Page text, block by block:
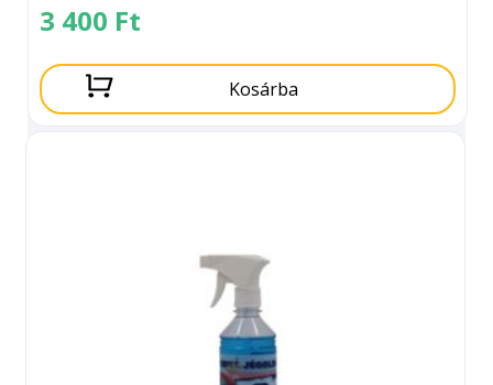
3 400 Ft
Kosárba